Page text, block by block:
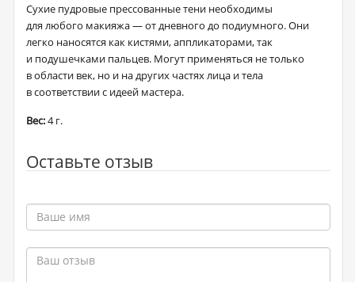
Сухие пудровые прессованные тени необходимы
для любого макияжа — от дневного до подиумного. Они
легко наносятся как кистями, аппликаторами, так
и подушечками пальцев. Могут применяться не только
в области век, но и на других частях лица и тела
в соответствии с идеей мастера.
Вес:4 г.
Оставьте отзыв